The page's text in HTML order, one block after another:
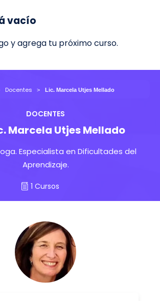
Docentes Lic. Marcela Utjes Mellado
DOCENTES
Marcela Utjes Mellado
Especialista en Dificultades del
Aprendizaje.
1 Cursos